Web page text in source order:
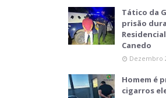
Tático da
prisão
Canedo
Dezembro
Homem é
cigarros